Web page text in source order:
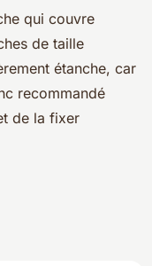
qui couvre
de taille
étanche, car
recommandé
de la fixer